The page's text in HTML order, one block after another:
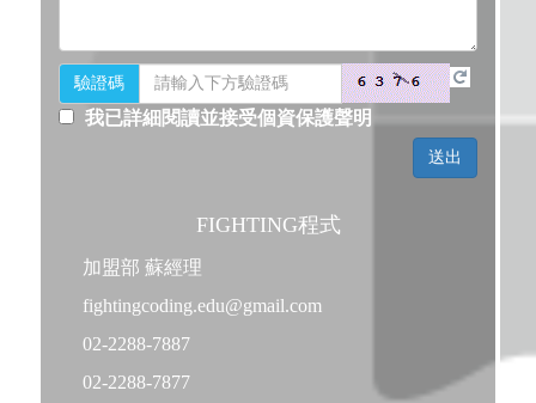
驗證碼
我已詳細閱讀並接受個資保護聲明
FIGHTING程式
加盟部 蘇經理
fightingcoding.edu@gmail.com
02-2288-7887
02-2288-7877